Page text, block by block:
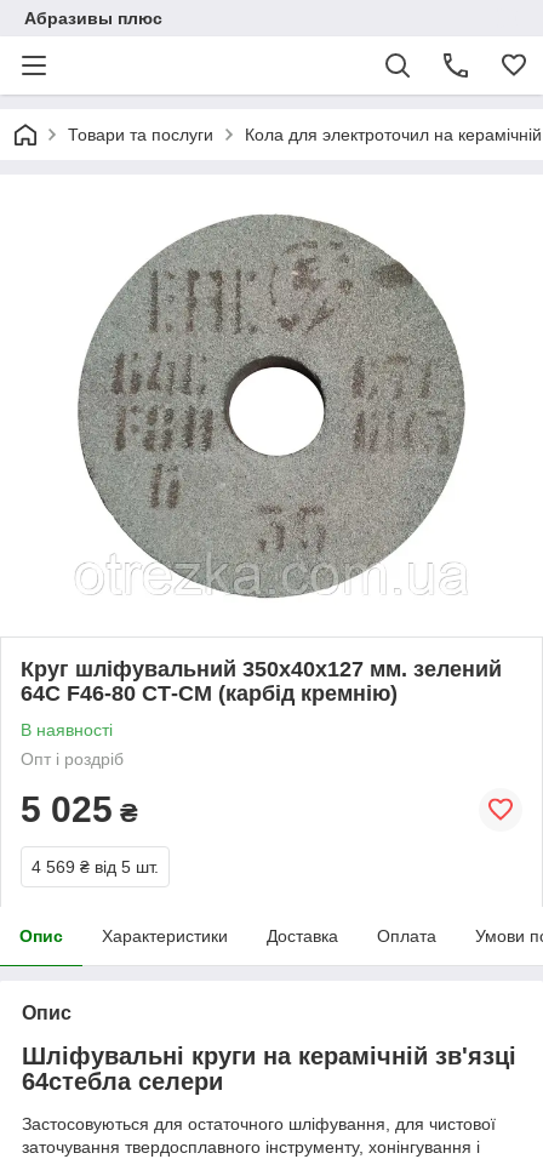
Абразивы плюс
Товари та послуги Кола для электроточил на керамічній
Круг шліфувальний 350х40х127 мм. зелений
64С F46-80 СТ-СМ (карбід кремнію)
В наявності
Опт і роздріб
5 025 ₴
4 569 ₴ від 5 шт.
Опис Характеристики Доставка Оплата Умови
Опис
Шліфувальні круги на керамічній зв'язці
64стебла селери
Застосовуються для остаточного шліфування, для чистової
заточування твердосплавного інструменту, хонінгування і